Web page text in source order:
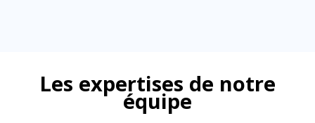
Les expertises de notre
équipe